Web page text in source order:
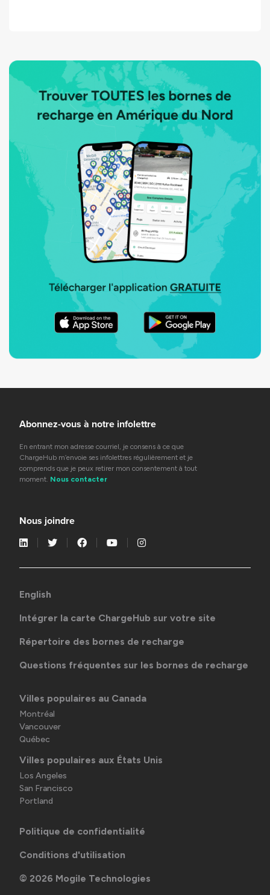
Abonnez-vous à notre infolettre
En entrant mon adresse courriel, je consens à ce que
ChargeHub m’envoie ses infolettres régulièrement et je
comprends que je peux retirer mon consentement à tout
moment. Nous contacter
Nous joindre
English
Intégrer la carte ChargeHub sur votre site
Répertoire des bornes de recharge
Questions fréquentes sur les bornes de recharge
Villes populaires au Canada
Montréal
Vancouver
Québec
Villes populaires aux États Unis
Los Angeles
San Francisco
Portland
Politique de confidentialité
Conditions d'utilisation
© 2026 Mogile Technologies